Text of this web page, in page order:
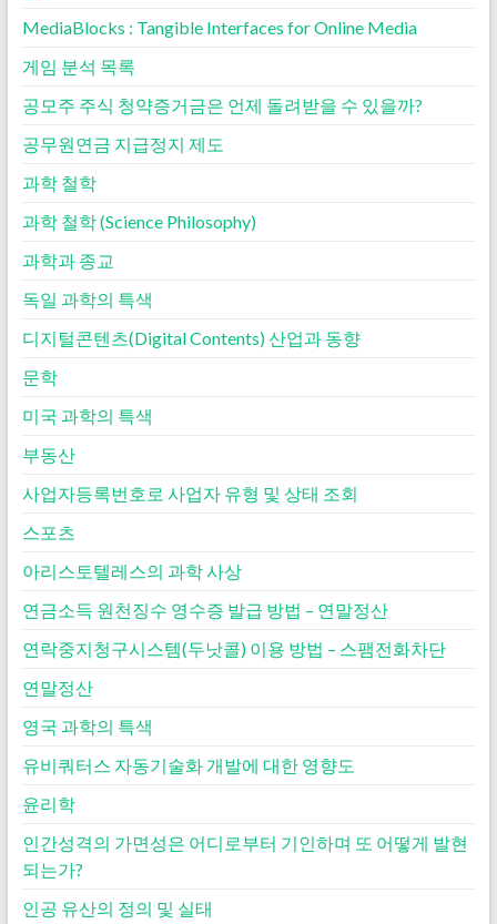
MediaBlocks : Tangible Interfaces for Online Media
게임 분석 목록
공모주 주식 청약증거금은 언제 돌려받을 수 있을까?
공무원연금 지급정지 제도
과학 철학
과학 철학 (Science Philosophy)
과학과 종교
독일 과학의 특색
디지털콘텐츠(Digital Contents) 산업과 동향
문학
미국 과학의 특색
부동산
사업자등록번호로 사업자 유형 및 상태 조회
스포츠
아리스토텔레스의 과학 사상
연금소득 원천징수 영수증 발급 방법 – 연말정산
연락중지청구시스템(두낫콜) 이용 방법 – 스팸전화차단
연말정산
영국 과학의 특색
유비쿼터스 자동기술화 개발에 대한 영향도
윤리학
인간성격의 가면성은 어디로부터 기인하며 또 어떻게 발현
되는가?
인공 유산의 정의 및 실태